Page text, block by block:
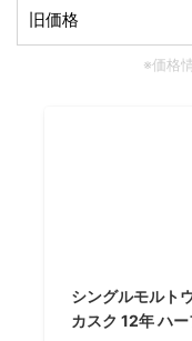
旧価格
※価格
シングルモルト
カスク 12年 ハ